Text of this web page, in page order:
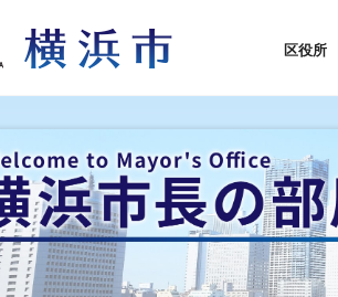
区役所